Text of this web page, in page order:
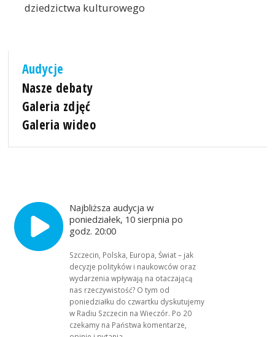
dziedzictwa kulturowego
Audycje
Nasze debaty
Galeria zdjęć
Galeria wideo
Najbliższa audycja w
poniedziałek, 10 sierpnia po
godz. 20:00
Szczecin, Polska, Europa, Świat – jak
decyzje polityków i naukowców oraz
wydarzenia wpływają na otaczającą
nas rzeczywistość? O tym od
poniedziałku do czwartku dyskutujemy
w Radiu Szczecin na Wieczór. Po 20
czekamy na Państwa komentarze,